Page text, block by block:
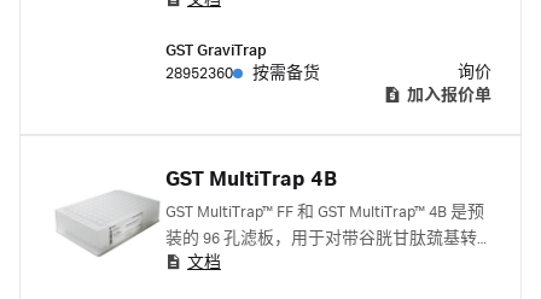
GST GraviTrap
28952360
按需备货
询价
加入报价单
GST MultiTrap 4B
GST MultiTrap™ FF 和 GST MultiTrap™ 4B 是预
装的 96 孔滤板，用于对带谷胱甘肽巯基转
移酶 (GST) 标签的蛋白质进行可重现、高通
文档